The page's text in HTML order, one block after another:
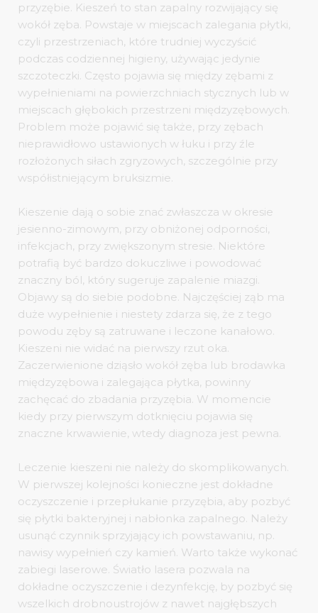
przyzębie. Kieszeń to stan zapalny rozwijający się
wokół zęba. Powstaje w miejscach zalegania płytki,
czyli przestrzeniach, które trudniej wyczyścić
podczas codziennej higieny, używając jedynie
szczoteczki. Często pojawia się między zębami z
wypełnieniami na powierzchniach stycznych lub w
miejscach głębokich przestrzeni międzyzębowych.
Problem może pojawić się także, przy zębach
nieprawidłowo ustawionych w łuku i przy źle
rozłożonych siłach zgryzowych, szczególnie przy
współistniejącym bruksizmie.
Kieszenie dają o sobie znać zwłaszcza w okresie
jesienno-zimowym, przy obniżonej odporności,
infekcjach, przy zwiększonym stresie. Niektóre
potrafią być bardzo dokuczliwe i powodować
znaczny ból, który sugeruje zapalenie miazgi.
Objawy są do siebie podobne. Najczęściej ząb ma
duże wypełnienie i niestety zdarza się, że z tego
powodu zęby są zatruwane i leczone kanałowo.
Kieszeni nie widać na pierwszy rzut oka.
Zaczerwienione dziąsło wokół zęba lub brodawka
międzyzębowa i zalegająca płytka, powinny
zachęcać do zbadania przyzębia. W momencie
kiedy przy pierwszym dotknięciu pojawia się
znaczne krwawienie, wtedy diagnoza jest pewna.
Leczenie kieszeni nie należy do skomplikowanych.
W pierwszej kolejności konieczne jest dokładne
oczyszczenie i przepłukanie przyzębia, aby pozbyć
się płytki bakteryjnej i nabłonka zapalnego. Należy
usunąć czynnik sprzyjający ich powstawaniu, np.
nawisy wypełnień czy kamień. Warto także wykonać
zabiegi laserowe. Światło lasera pozwala na
dokładne oczyszczenie i dezynfekcję, by pozbyć się
wszelkich drobnoustrojów z nawet najgłębszych